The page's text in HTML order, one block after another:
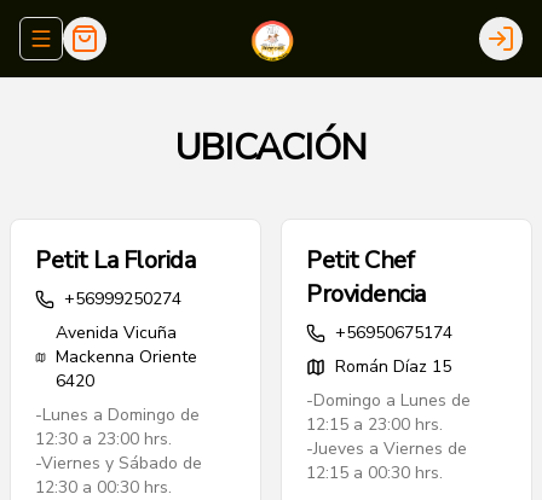
Abrir menu de navegación Login
UBICACIÓN
Petit La Florida
+56999250274
Avenida Vicuña
Mackenna Oriente
6420
-Lunes a Domingo de
12:30 a 23:00 hrs.
-Viernes y Sábado de
12:30 a 00:30 hrs.
Petit Chef
Providencia
+56950675174
Román Díaz 15
-Domingo a Lunes de
12:15 a 23:00 hrs.
-Jueves a Viernes de
12:15 a 00:30 hrs.